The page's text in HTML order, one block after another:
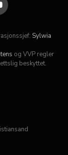
Sylwia
og VVP regler
beskyttet.